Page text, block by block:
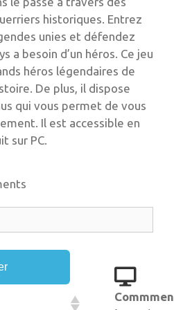
historiques. Entrez
unies et défendez
a besoin d’un héros. Ce jeu
héros légendaires de
De plus, il dispose
qui vous permet de vous
Il est accessible en
sur PC.